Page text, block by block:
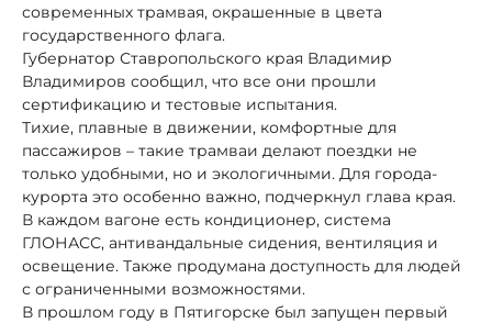
современных трамвая, окрашенные в цвета
государственного флага.
Губернатор Ставропольского края Владимир
Владимиров сообщил, что все они прошли
сертификацию и тестовые испытания.
Тихие, плавные в движении, комфортные для
пассажиров – такие трамваи делают поездки не
только удобными, но и экологичными. Для города-
курорта это особенно важно, подчеркнул глава края.
В каждом вагоне есть кондиционер, система
ГЛОНАСС, антивандальные сидения, вентиляция и
освещение. Также продумана доступность для людей
с ограниченными возможностями.
В прошлом году в Пятигорске был запущен первый